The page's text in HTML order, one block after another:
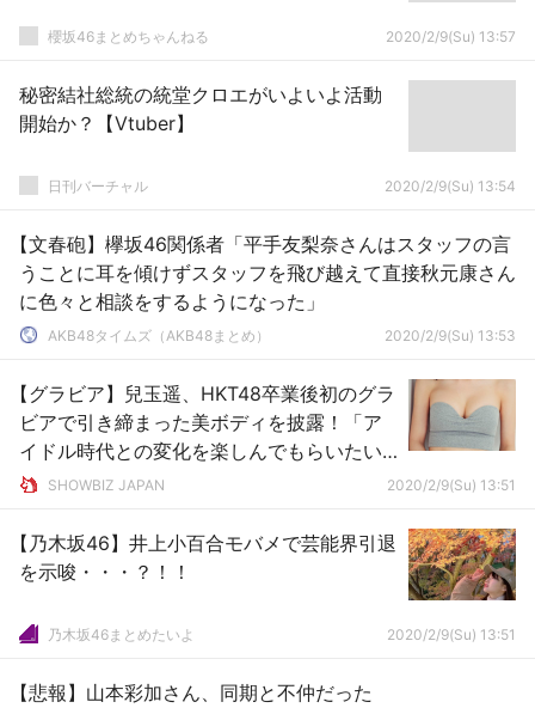
櫻坂46まとめちゃんねる 2020/2/9(Su) 13:57
秘密結社総統の統堂クロエがいよいよ活動
開始か？【Vtuber】
日刊バーチャル 2020/2/9(Su) 13:54
【文春砲】欅坂46関係者「平手友梨奈さんはスタッフの言
うことに耳を傾けずスタッフを飛び越えて直接秋元康さん
に色々と相談をするようになった」
AKB48タイムズ（AKB48まとめ） 2020/2/9(Su) 13:53
【グラビア】兒玉遥、HKT48卒業後初のグラ
ビアで引き締まった美ボディを披露！「ア
イドル時代との変化を楽しんでもらいたい
です」SHOWBIZ JAPAN 2020/2/9(Su) 13:51
【乃木坂46】井上小百合モバメで芸能界引退
を示唆・・・？！！
乃木坂46まとめたいよ 2020/2/9(Su) 13:51
【悲報】山本彩加さん、同期と不仲だった